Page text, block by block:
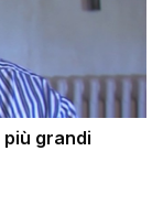
più grandi